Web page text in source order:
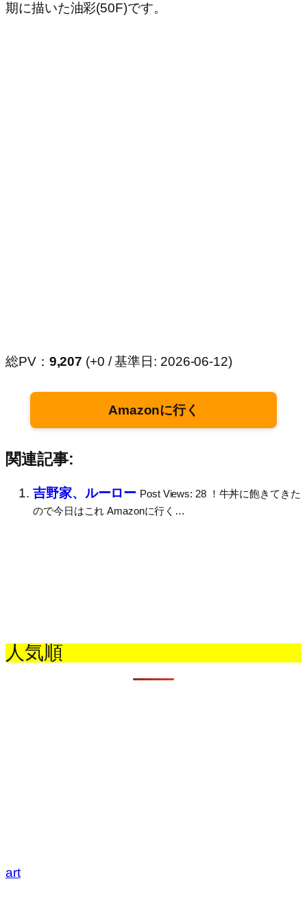
期に描いた油彩(50F)です。
総PV： 9,207 (+0 / 基準日: 2026-06-12)
Amazonに行く
関連記事:
吉野家、ルーロー Post Views: 28 ！牛丼に飽きてきた
ので今日はこれ Amazonに行く…
人気順
art